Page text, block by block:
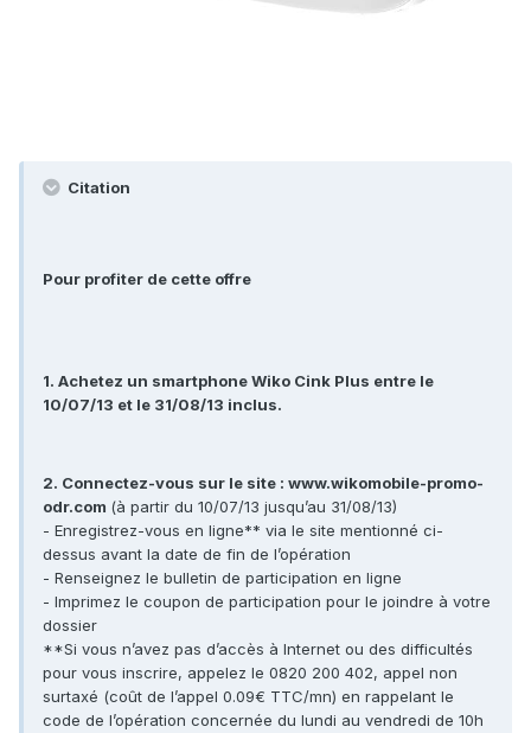
Citation
Pour profiter de cette offre
1. Achetez un smartphone Wiko Cink Plus entre le
10/07/13 et le 31/08/13 inclus.
2. Connectez-vous sur le site : www.wikomobile-promo-
odr.com (à partir du 10/07/13 jusqu’au 31/08/13)
- Enregistrez-vous en ligne** via le site mentionné ci-
dessus avant la date de fin de l’opération
- Renseignez le bulletin de participation en ligne
- Imprimez le coupon de participation pour le joindre à votre
dossier
**Si vous n’avez pas d’accès à Internet ou des difficultés
pour vous inscrire, appelez le 0820 200 402, appel non
surtaxé (coût de l’appel 0.09€ TTC/mn) en rappelant le
code de l’opération concernée du lundi au vendredi de 10h